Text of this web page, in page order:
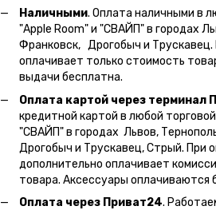
Наличными. Оплата наличными в
"Apple Room" и "СВАЙП" в городах
Франковск, Дрогобыч и Трускавец.
оплачивает только стоимость
выдачи бесплатна.
Оплата картой через терминал
кредитной картой в любой
"СВАЙП" в городах Львов,
Дрогобыч и Трускавец, Стрый. При
дополнительно оплачивает
товара. Аксессуары оплачиваются
Оплата через Приват24.